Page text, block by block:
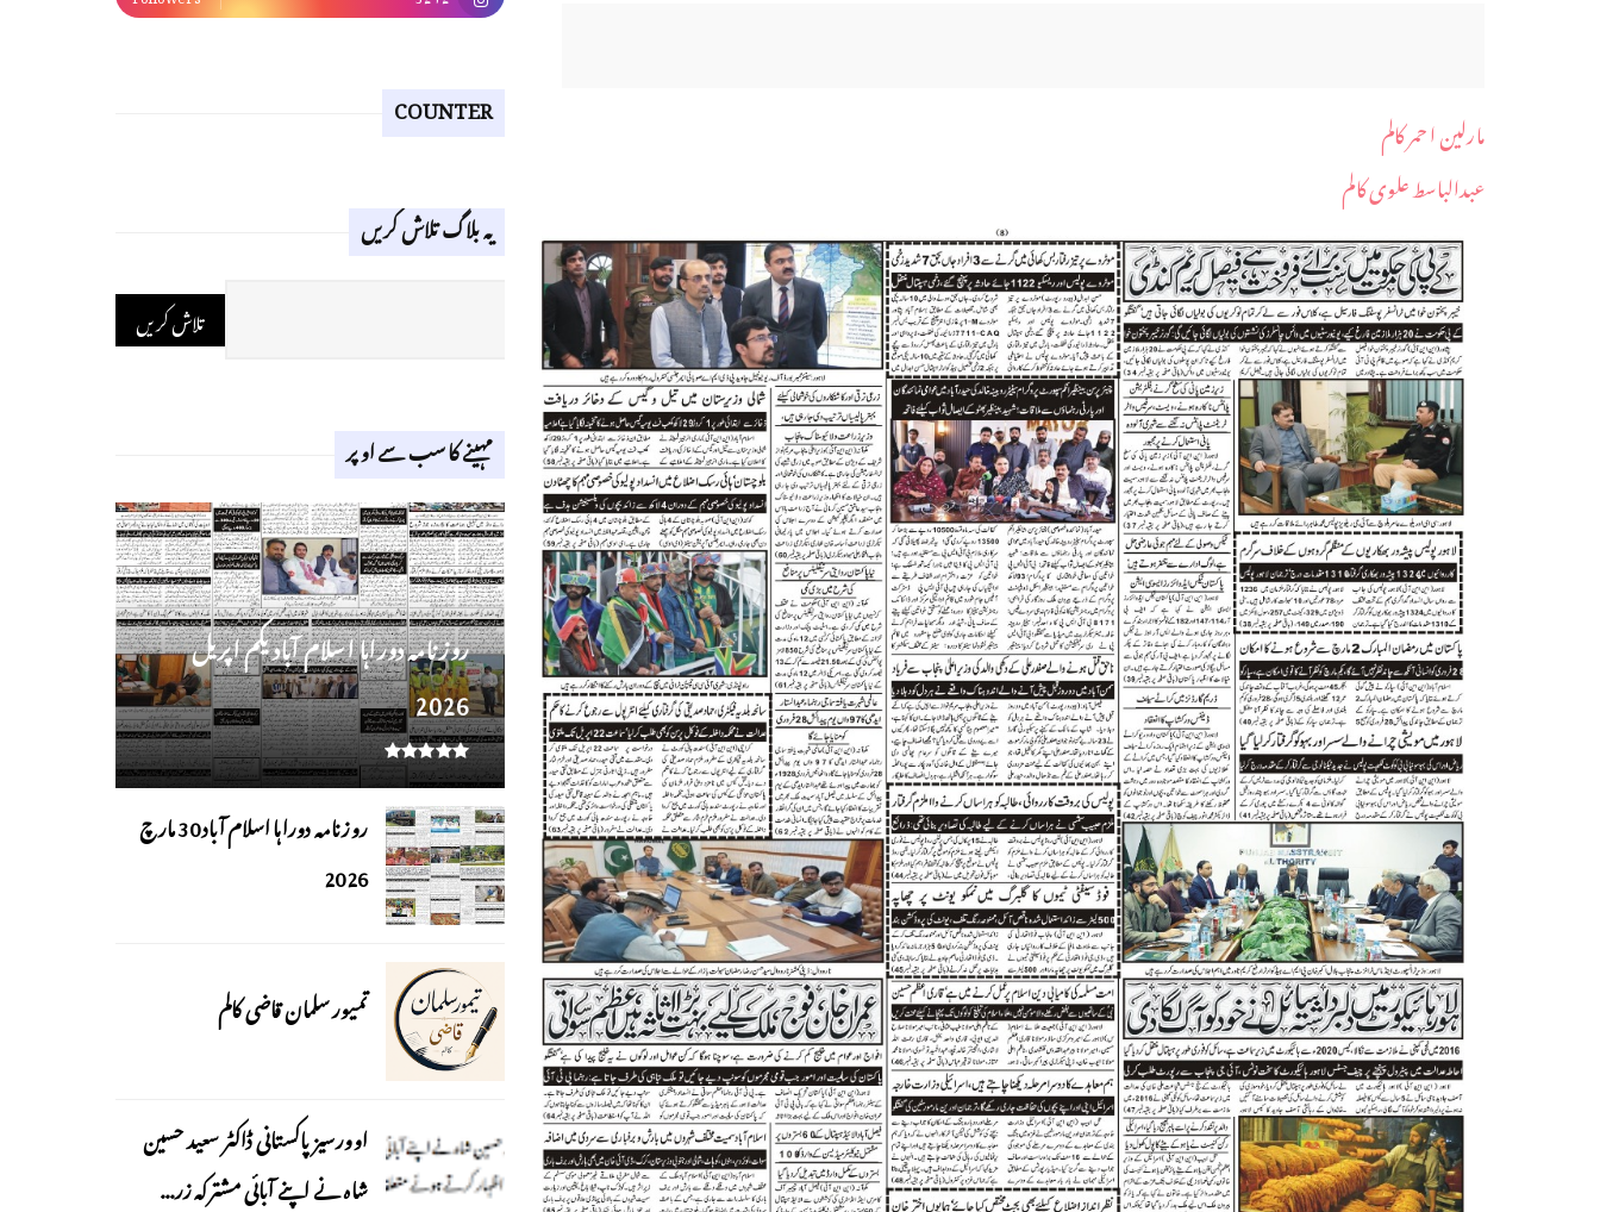
مارلین ا حمر کالم
عبدالباسط علوی کالم
COUNTER
یہ بلاگ تلاش کریں
مہینے کا سب سے اوپر
روز نامہ دوراہا اسلام آباد یکم اپریل
2026
روزنامہ دوراہا اسلام آباد 30 مارچ
2026
تمیور سلمان قاضی کالم
اوورسیز پاکستانی ڈاکٹر سعید حسین
شاہ نے اپنے آبائی مشترکہ زر...